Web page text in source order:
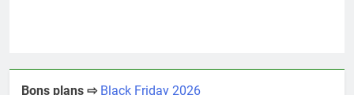
Bons plans ⇨ Black Friday 2026